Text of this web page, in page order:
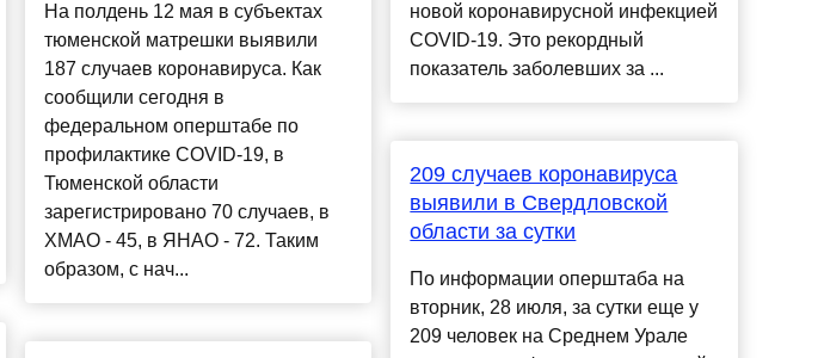
На полдень 12 мая в субъектах
тюменской матрешки выявили
187 случаев коронавируса. Как
сообщили сегодня в
федеральном оперштабе по
профилактике COVID-19, в
Тюменской области
зарегистрировано 70 случаев, в
ХМАО - 45, в ЯНАО - 72. Таким
образом, с нач...
новой коронавирусной инфекцией
COVID-19. Это рекордный
показатель заболевших за ...
209 случаев коронавируса
выявили в Свердловской
области за сутки
По информации оперштаба на
вторник, 28 июля, за сутки еще у
209 человек на Среднем Урале